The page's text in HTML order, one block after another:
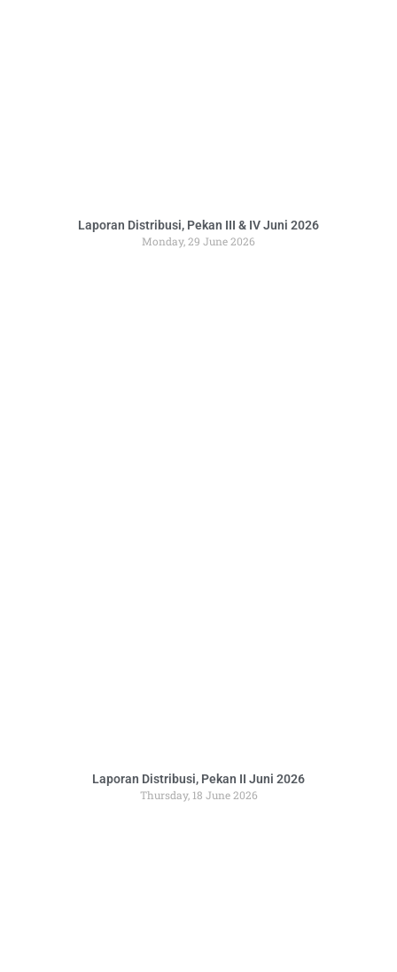
Laporan Distribusi, Pekan III & IV Juni 2026
Monday, 29 June 2026
Laporan Distribusi, Pekan II Juni 2026
Thursday, 18 June 2026